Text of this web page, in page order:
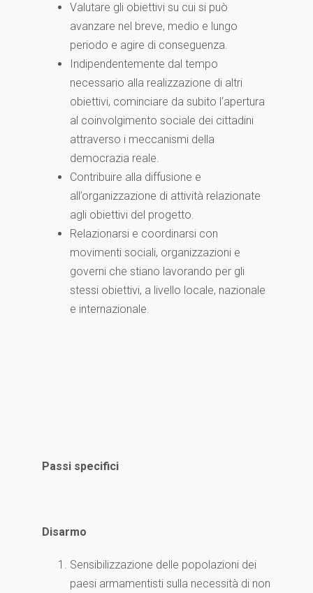
Valutare gli obiettivi su cui si può
avanzare nel breve, medio e lungo
periodo e agire di conseguenza.
Indipendentemente dal tempo
necessario alla realizzazione di altri
obiettivi, cominciare da subito l‘apertura
al coinvolgimento sociale dei cittadini
attraverso i meccanismi della
democrazia reale.
Contribuire alla diffusione e
all’organizzazione di attività relazionate
agli obiettivi del progetto.
Relazionarsi e coordinarsi con
movimenti sociali, organizzazioni e
governi che stiano lavorando per gli
stessi obiettivi, a livello locale, nazionale
e internazionale.
Passi specifici
Disarmo
Sensibilizzazione delle popolazioni dei
paesi armamentisti sulla necessità di non